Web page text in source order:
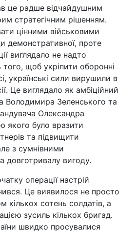
це радше відчайдушним
стратегічним рішенням.
цінними військовими
демонстративної, проте
виглядало не надто
щоб укріпити оборонні
українські сили вирушили в
Це виглядало як амбіційний
Володимира Зеленського та
Олександра
якого було вразити
та підвищити
з сумнівними
довготривалу вигоду.
операції настрій
Це виявилося не просто
кількох сотень солдатів, а
зусиль кількох бригад.
швидко просувалися